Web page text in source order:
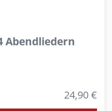
Abendliedern
24,90 €